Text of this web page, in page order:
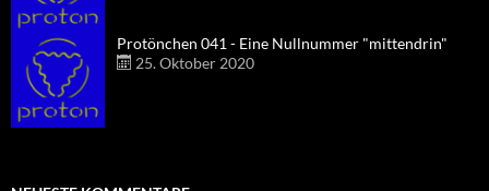
Protönchen 041 - Eine Nullnummer "mittendrin"
25. Oktober 2020